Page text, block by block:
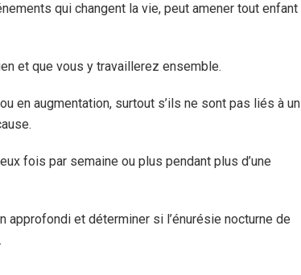
qui changent la vie, peut amener tout enfant
et que vous y travaillerez ensemble.
en augmentation, surtout s’ils ne sont pas liés à un
fois par semaine ou plus pendant plus d’une
approfondi et déterminer si l’énurésie nocturne de